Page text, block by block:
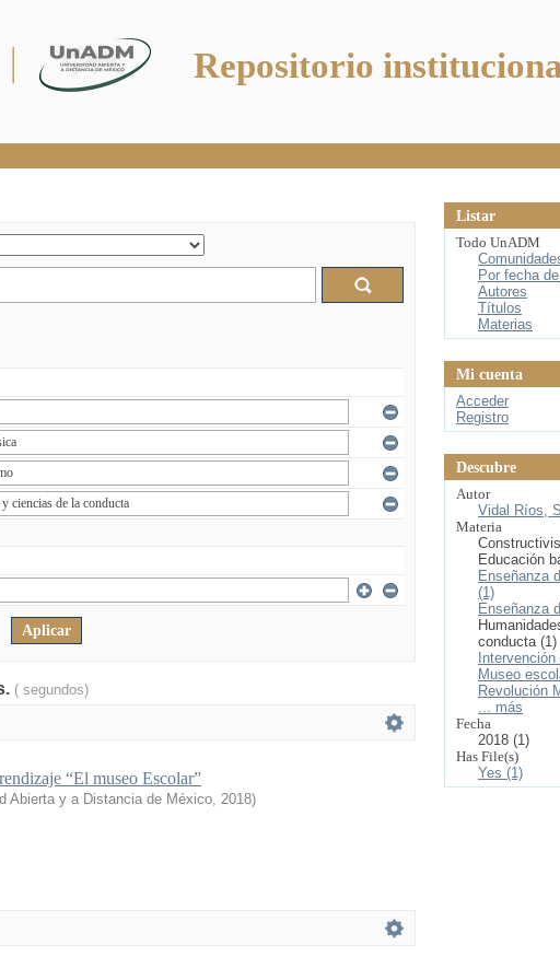
Repositorio
( segundos)
“El museo Escolar”
Abierta y a Distancia de México, 2018)
Listar
Todo UnADM
Por fecha
Autores
Títulos
Materias
Mi cuenta
Acceder
Registro
Descubre
Autor
Vidal Ríos,
Materia
Educación
Enseñanza
(1)
Enseñanza
conducta (1)
Museo
Revolución
... más
Fecha
2018 (1)
Has File(s)
Yes (1)